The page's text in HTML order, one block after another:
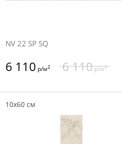
NV 22 SP SQ
6 110 р/м2 6 110р/м2
10x60 см